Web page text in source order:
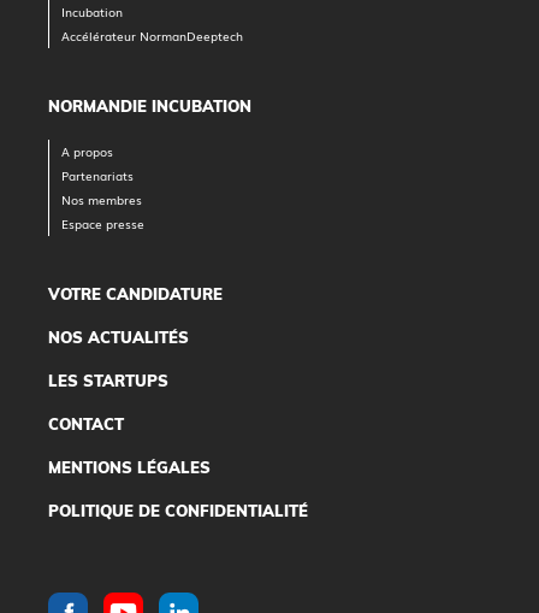
Incubation
Accélérateur NormanDeeptech
NORMANDIE INCUBATION
A propos
Partenariats
Nos membres
Espace presse
VOTRE CANDIDATURE
NOS ACTUALITÉS
LES STARTUPS
CONTACT
MENTIONS LÉGALES
POLITIQUE DE CONFIDENTIALITÉ